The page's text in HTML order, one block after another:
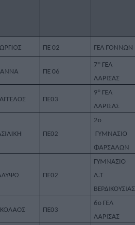
ΠΕ 02 ΓΕΛ ΓΟΝΝΩΝ
ΠΕ 06
7ο ΓΕΛ
ΛΑΡΙΣΑΣ
ΠΕ03
9ο ΓΕΛ
ΛΑΡΙΣΑΣ
ΠΕ02
2ο
ΓΥΜΝΑΣΙΟ
ΦΑΡΣΑΛΩΝ
ΠΕ02
ΓΥΜΝΑΣΙΟ
Λ.Τ
ΒΕΡΔΙΚΟΥΣΙΑΣ
ΠΕ03
6ο ΓΕΛ
ΛΑΡΙΣΑΣ